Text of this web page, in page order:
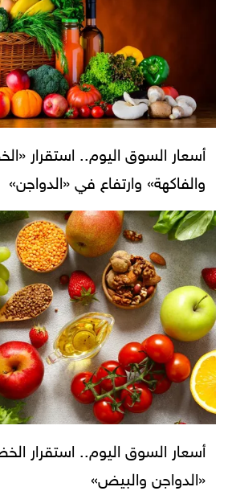
أسعار السوق اليوم.. استقرار
والفاكهة» وارتفاع في «الدواجن»
أسعار السوق اليوم.. استقرار
«الدواجن والبيض»